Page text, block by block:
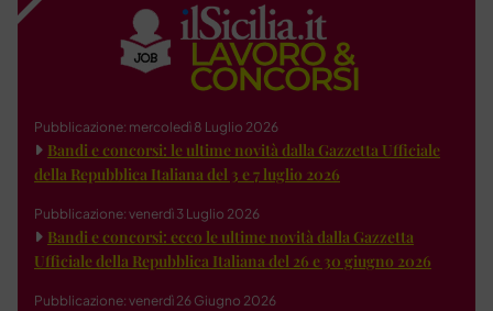
Pubblicazione: mercoledì 8 Luglio 2026
Bandi e concorsi: le ultime novità dalla Gazzetta Ufficiale
della Repubblica Italiana del 3 e 7 luglio 2026
Pubblicazione: venerdì 3 Luglio 2026
Bandi e concorsi: ecco le ultime novità dalla Gazzetta
Ufficiale della Repubblica Italiana del 26 e 30 giugno 2026
Pubblicazione: venerdì 26 Giugno 2026